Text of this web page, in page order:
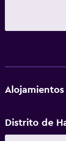
Distrito de